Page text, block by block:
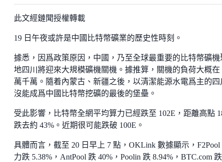
此文經鏈聞授權轉載
19 日午夜或許是中國比特幣礦業的歷史性時刻。
據悉，因爲政策原因，中國，乃至全球最重要的比特幣礦機
地四川將迎來大規模礦機關機。據推算，關機的負荷大概在
萬千萬。隨着內蒙古、新疆之後，以清潔能源水電爲主的四
沒能成爲中國比特幣挖礦的最後的堡壘。
受此影響，比特幣全網平均算力已經跌至 102E，距離高點
跌去約 43%。近期很可能跌破 100E。
具體而言，截至 20 日早上 7 點，OKLink 數據顯示，F2Pool
力跌 5.38%，AntPool 跌 40%，Poolin 跌 8.94%，BTC.com 跌